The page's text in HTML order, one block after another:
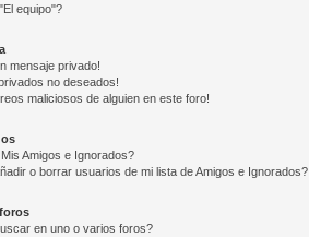
equipo"?
mensaje privado!
no deseados!
maliciosos de alguien en este foro!
Amigos e Ignorados?
o borrar usuarios de mi lista de Amigos e Ignorados?
en uno o varios foros?